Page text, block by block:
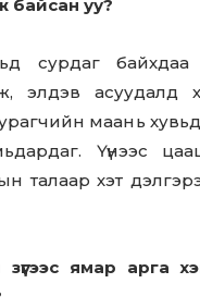
Don't
out!
Sing up for our
to stay in the loop.
байсан уу?
сурдаг байхдаа
элдэв асуудалд
маань
Үүнээс
талаар хэт
ямар арга